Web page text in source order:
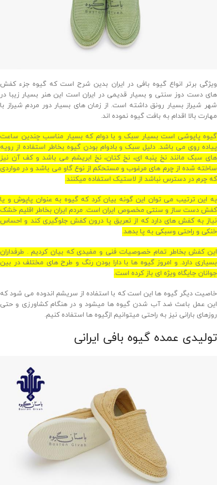
ویژگی برتر انواع گیوه بافی در ایران بدین شرح است که گیوه جزء کفش
های دست دوز سنتی و بسیار قدیمی در ایران است این هنر بسیار زیبا در
شهر شیراز بسیار رونق داشته است. از زمان های بسیار دور مردم شیراز با
مهارت بالا اقدام به بافت گیوه نموده اند.
گیوه پاپوشی است بسیار سبک و با دوام که بسیار مناسب چندین ساعت
پیاده روی می باشد. دلیل سبک و بادوام بودن گیوه بخاطر استفاده از رویه
های سبک مانند نخ پنبه ای، نخ کتان، نخ ابریشم می باشد و کف آن نیز
ساخته شده از چرم های مرغوب و مستحکم از نوع گاو می باشد و در مواردی
که چرم در دسترس نباشد از لاستیک استفاده میکنند.
به این ترتیب می توان این گونه بیان کرد که گیوه به عنوان پاپوش و یا
کفش دست ساز و سنتی مخصوص ایران است. مردم ایران بخاطر اقلیم خشک
نیاز به کفش های دارد که از تعریق پا درون کفش جلوگیری کند و احساس
خنکی و راحتی وسبکی به پا بدهد.
این کفش بخاطر تمام خصوصیات فنی و مفیدی که بیان کردیم . طرفداران
بسیاری دارد. و امروز گیوه ها با دارا بودن رنگ و طرح های مختلف در بین
جوانان جایگاه ویژه ای باز کرده است.
خاصیت دیگر گیوه ها این است که با استفاده از سریشم اندوده می شود که
این عمل باعث ضد آب شدن گیوه ها میشود و در هنگام کشاورزی و حتی
روزهای بارانی نیز به راحتی میتوانیم ازگیوه ها استفاده کنیم.
تولیدی عمده گیوه بافی ایرانی